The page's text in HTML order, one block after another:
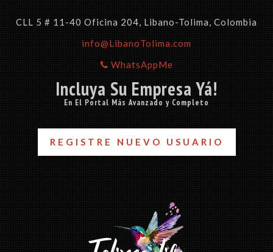
CLL 5 # 11-40 Oficina 204, Libano-Tolima, Colombia
info@LibanoTolima.com
WhatsAppMe
Incluya Su Empresa Yá!
En El Portal Más Avanzado y Completo
REGISTRE NUEVO USUARIO